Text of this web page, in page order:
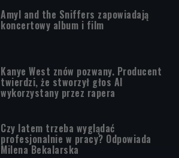
Amyl and the Sniffers zapowiadają
koncertowy album i film
Kanye West znów pozwany. Producent
twierdzi, że stworzył głos AI
wykorzystany przez rapera
Czy latem trzeba wyglądać
profesjonalnie w pracy? Odpowiada
Milena Bekalarska